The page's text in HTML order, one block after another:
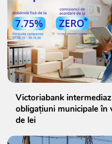
Victoriabank
obligațiuni municipale în
de lei